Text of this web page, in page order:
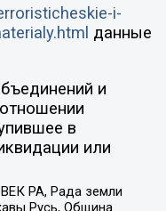
i-
данные
и
в
или
РА, Рада земли
Русь, Община